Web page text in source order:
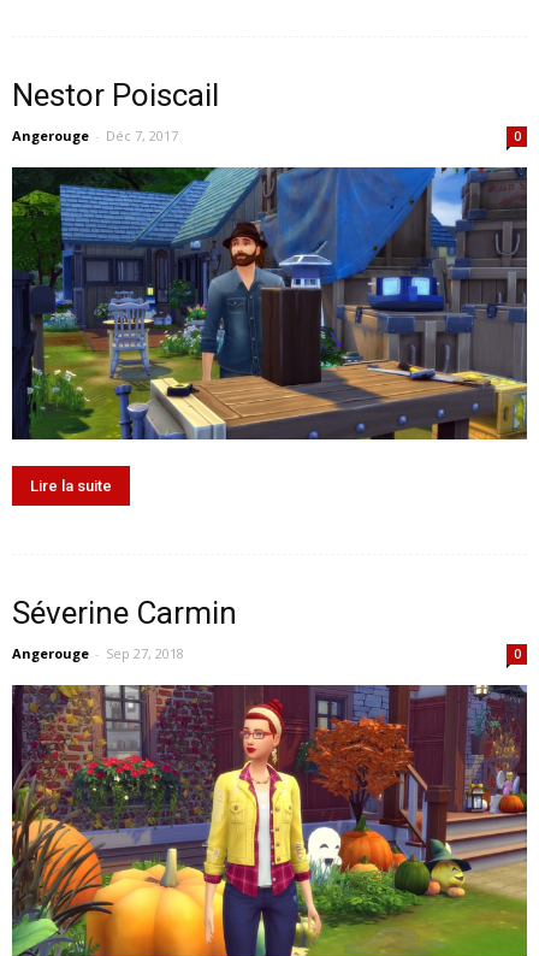
Nestor Poiscail
Angerouge - Déc 7, 2017 0
Lire la suite
Séverine Carmin
Angerouge - Sep 27, 2018 0